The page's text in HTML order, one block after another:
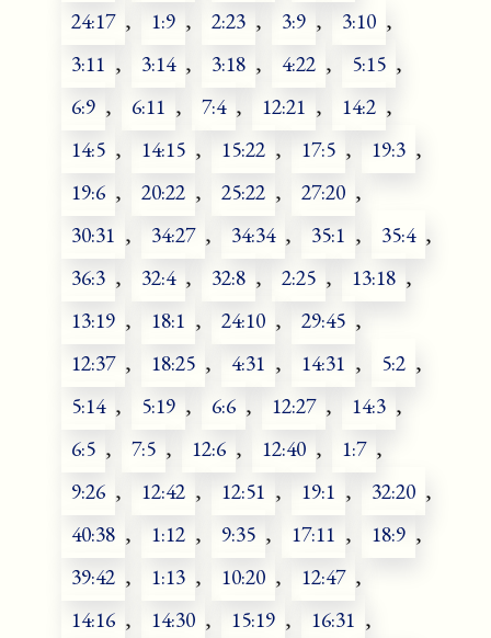
24:17 , 1:9 , 2:23 , 3:9 , 3:10 ,
3:11 , 3:14 , 3:18 , 4:22 , 5:15 ,
6:9 , 6:11 , 7:4 , 12:21 , 14:2 ,
14:5 , 14:15 , 15:22 , 17:5 , 19:3 ,
19:6 , 20:22 , 25:22 , 27:20 ,
30:31 , 34:27 , 34:34 , 35:1 , 35:4 ,
36:3 , 32:4 , 32:8 , 2:25 , 13:18 ,
13:19 , 18:1 , 24:10 , 29:45 ,
12:37 , 18:25 , 4:31 , 14:31 , 5:2 ,
5:14 , 5:19 , 6:6 , 12:27 , 14:3 ,
6:5 , 7:5 , 12:6 , 12:40 , 1:7 ,
9:26 , 12:42 , 12:51 , 19:1 , 32:20 ,
40:38 , 1:12 , 9:35 , 17:11 , 18:9 ,
39:42 , 1:13 , 10:20 , 12:47 ,
14:16 , 14:30 , 15:19 , 16:31 ,